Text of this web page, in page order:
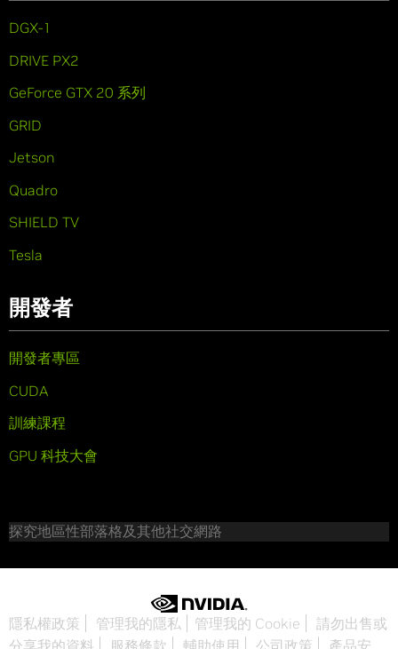
DGX-1
DRIVE PX2
GeForce GTX 20 系列
GRID
Jetson
Quadro
SHIELD TV
Tesla
開發者
開發者專區
CUDA
訓練課程
GPU 科技大會
探究地區性部落格及其他社交網路
隱私權政策 管理我的隱私 管理我的 Cookie
請勿出售或